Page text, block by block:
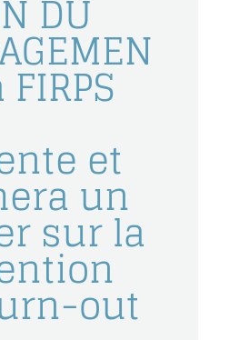
DU
et
un
sur la
out